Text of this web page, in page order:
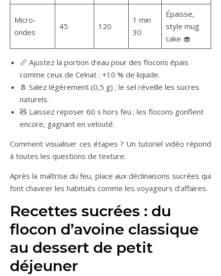
Micro-
ondes
45 120
1 min
30
Épaisse,
style mug
cake 🧁
📏 Ajustez la portion d’eau pour des flocons épais
comme ceux de Celnat : +10 % de liquide.
🧂 Salez légèrement (0,5 g) ; le sel réveille les sucres
naturels.
🧸 Laissez reposer 60 s hors feu ; les flocons gonflent
encore, gagnant en velouté.
Comment visualiser ces étapes ? Un tutoriel vidéo répond
à toutes les questions de texture.
Après la maîtrise du feu, place aux déclinaisons sucrées qui
font chavirer les habitués comme les voyageurs d’affaires.
Recettes sucrées : du
flocon d’avoine classique
au dessert de petit
déjeuner